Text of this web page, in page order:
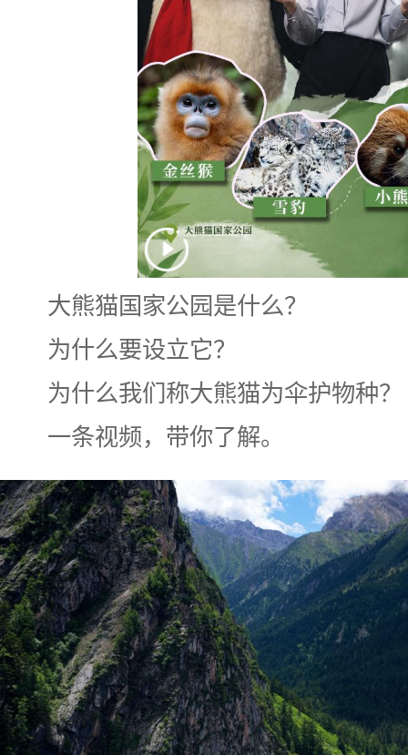
大熊猫国家公园是什么？
为什么要设立它？
为什么我们称大熊猫为伞护物种？
一条视频，带你了解。